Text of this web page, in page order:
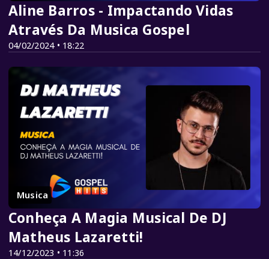
04/02/2024 • 18:22
Aline Barros - Impactando Vidas
Através Da Musica Gospel
Musica
14/12/2023 • 11:36
Conheça A Magia Musical De DJ
Matheus Lazaretti!